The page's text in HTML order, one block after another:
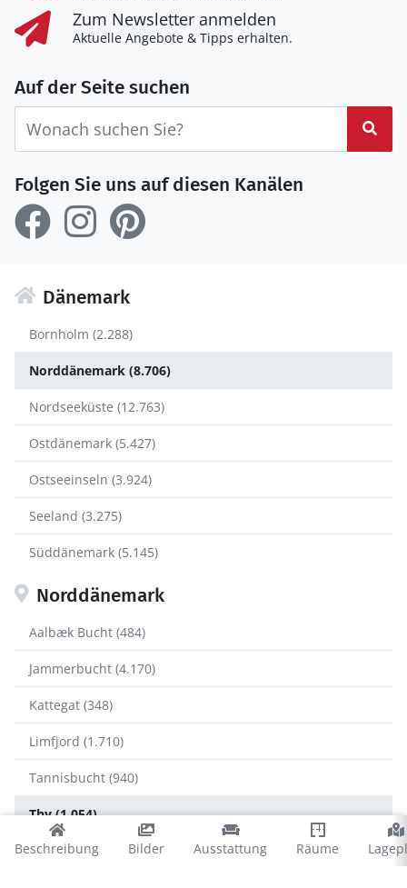
Beschreibung Bilder Ausstattung Räume
Zum Newsletter anmelden
Aktuelle Angebote & Tipps erhalten.
Auf der Seite suchen
Folgen Sie uns auf diesen Kanälen
Dänemark
Bornholm (2.288)
Norddänemark (8.706)
Nordseeküste (12.763)
Ostdänemark (5.427)
Ostseeinseln (3.924)
Seeland (3.275)
Süddänemark (5.145)
Norddänemark
Aalbæk Bucht (484)
Jammerbucht (4.170)
Kattegat (348)
Limfjord (1.710)
Tannisbucht (940)
Thy (1.054)
Thy